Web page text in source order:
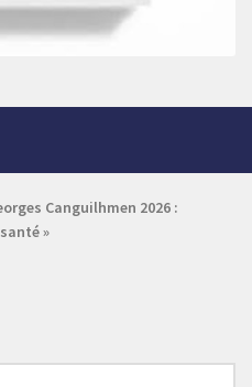
Canguilhmen 2026 :
»